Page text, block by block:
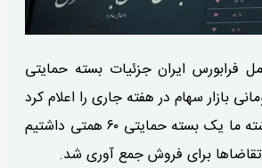
فرابورس ایران جزئیات بسته حمایتی
تومانی بازار سهام در هفته جاری را اعلام کرد
و گفت: هفته گذشته ما یک بسته حمایتی ۶۰ همتی داشتیم
برای فروش جمع آوری شد.